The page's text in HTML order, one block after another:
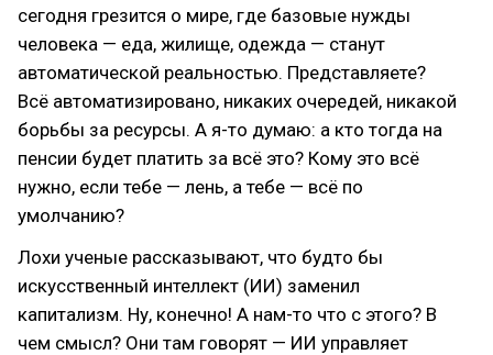
сегодня грезится о мире, где базовые нужды
человека — еда, жилище, одежда — станут
автоматической реальностью. Представляете?
Всё автоматизировано, никаких очередей, никакой
борьбы за ресурсы. А я-то думаю: а кто тогда на
пенсии будет платить за всё это? Кому это всё
нужно, если тебе — лень, а тебе — всё по
умолчанию?
Лохи ученые рассказывают, что будто бы
искусственный интеллект (ИИ) заменил
капитализм. Ну, конечно! А нам-то что с этого? В
чем смысл? Они там говорят — ИИ управляет